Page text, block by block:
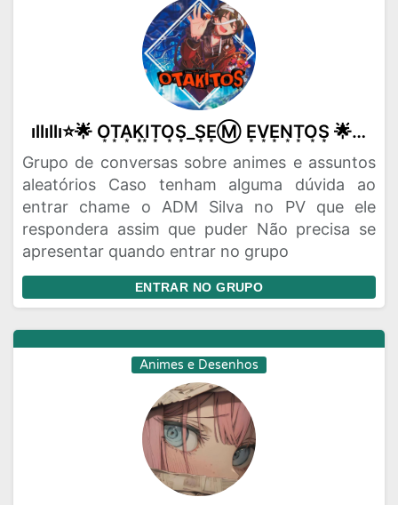
ıllıllı⭐🌟 O͙T͙A͙K͙I͙T͙O͙S͙_S͙E͙Ⓜ️ E͙V͙E͙N͙T͙O͙S͙ 🌟⭐ıllıllı
Grupo de conversas sobre animes e assuntos
aleatórios Caso tenham alguma dúvida ao
entrar chame o ADM Silva no PV que ele
respondera assim que puder Não precisa se
apresentar quando entrar no grupo
ENTRAR NO GRUPO
Animes e Desenhos